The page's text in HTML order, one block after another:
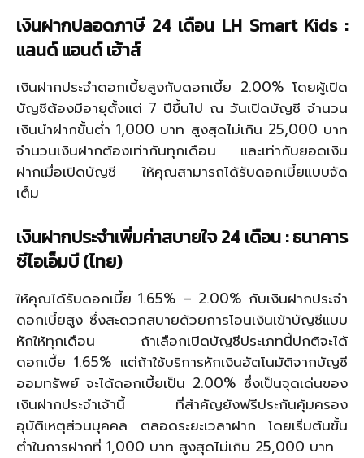
เงินฝากปลอดภาษี 24 เดือน LH Smart Kids :
แลนด์ แอนด์ เฮ้าส์
เงินฝากประจำดอกเบี้ยสูงกับดอกเบี้ย 2.00% โดยผู้เปิด
บัญชีต้องมีอายุตั้งแต่ 7 ปีขึ้นไป ณ วันเปิดบัญชี จำนวน
เงินนำฝากขั้นต่ำ 1,000 บาท สูงสุดไม่เกิน 25,000 บาท
จำนวนเงินฝากต้องเท่ากันทุกเดือน และเท่ากับยอดเงิน
ฝากเมื่อเปิดบัญชี ให้คุณสามารถได้รับดอกเบี้ยแบบจัด
เต็ม
เงินฝากประจำเพิ่มค่าสบายใจ 24 เดือน : ธนาคาร
ซีไอเอ็มบี (ไทย)
ให้คุณได้รับดอกเบี้ย 1.65% – 2.00% กับเงินฝากประจำ
ดอกเบี้ยสูง ซึ่งสะดวกสบายด้วยการโอนเงินเข้าบัญชีแบบ
หักให้ทุกเดือน ถ้าเลือกเปิดบัญชีประเภทนี้ปกติจะได้
ดอกเบี้ย 1.65% แต่ถ้าใช้บริการหักเงินอัตโนมัติจากบัญชี
ออมทรัพย์ จะได้ดอกเบี้ยเป็น 2.00% ซึ่งเป็นจุดเด่นของ
เงินฝากประจำเจ้านี้ ที่สำคัญยังฟรีประกันคุ้มครอง
อุบัติเหตุส่วนบุคคล ตลอดระยะเวลาฝาก โดยเริ่มต้นขั้น
ต่ำในการฝากที่ 1,000 บาท สูงสุดไม่เกิน 25,000 บาท